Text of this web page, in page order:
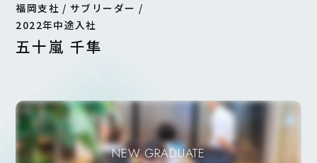
福岡支社 / サブリーダー /
2022年中途入社
五十嵐 千隼
NEW GRADUATE